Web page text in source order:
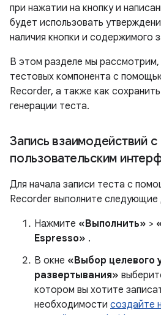
при нажатии на кнопку и
будет использовать
наличия кнопки и содержимого
В этом разделе мы
тестовых компонента с
Recorder, а также как
генерации теста.
Запись взаимодействий с
пользовательским
Для начала записи теста с
Recorder выполните следующие
Нажмите «Выполнить» >
Espresso» .
В окне «Выбор целевого
развертывания»
котором вы хотите
необходимости создайте